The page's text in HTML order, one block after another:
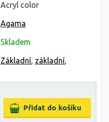
Acryl color
Agama
Skladem
Základní, základní,